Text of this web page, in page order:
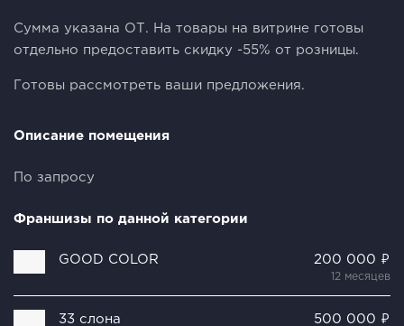
Сумма указана ОТ. На товары на витрине готовы
отдельно предоставить скидку -55% от розницы.
Готовы рассмотреть ваши предложения.
Описание помещения
По запросу
Франшизы по данной категории
GOOD COLOR 200 000 ₽
12 месяцев
33 слона 500 000 ₽